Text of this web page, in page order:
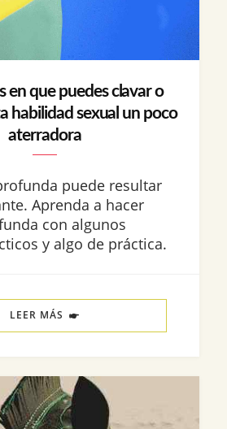
en que puedes clavar o
habilidad sexual un poco
aterradora
puede resultar
Aprenda a hacer
con algunos
y algo de práctica.
LEER MÁS